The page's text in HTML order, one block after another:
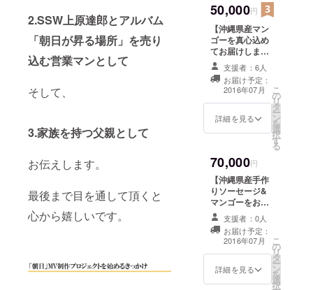
2.SSW上原達郎とアルバム
「朝日が昇る場所」を売り
込む営業マンとして
そして、
3.家族を持つ父親として
お伝えします。
最後まで目を通して頂くと
心から嬉しいです。
的なロック
チューンか
らボコー
ダーを大胆
に取り入れ
たダンス
チューン、
ノリノリの
スィングも
とりとした
バラードも
ありと様々
なジャンル
を盛り込ん
だ10曲を収
録。
アルバム名
ジット 3. 11月
27日主催ライブ
にご招待 4. 手書
きの感謝の手紙
をライブチケッ
トと一緒にお届
け 5. 口コミで評
判の沖縄県産手
作りソーセージ
け！
50,000円
【沖縄県産マン
ゴーを真心込め
てお届けしま
す！】 1. 10曲入
りアルバム「朝
日が昇る場所」
メッセージ&サ
イン付（CD） 2.
MVのエンドロー
にご招待 4. 手書
きの感謝の手紙
をライブチケッ
トと一緒にお届
け 5. 沖縄県産マ
ンゴーを真心込
めてお届け！ ※
マンゴーの発送
は7月～8月を予
定。
支援者：6人
お届け予定：
2016年07月
詳細を見る
こ
の
リ
タ
ー
ン
を
選
択
す
る
70,000円
【沖縄県産手作
りソーセージ&
マンゴーをお届
けします！】 1.
10曲入りアルバ
ム「朝日が昇る
場所」メッセー
ジ&サイン付
（CD） 2. MVの
支援者：0人
お届け予定：
2016年07月
詳細を見る
こ
の
リ
タ
ー
ン
を
選
択